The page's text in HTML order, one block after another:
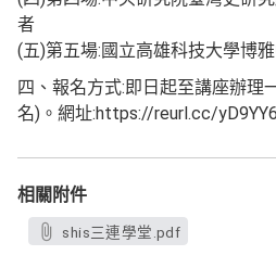
者
(五)第五場:國立高雄科技大學博
四、報名方式:即日起至講座辦理
名)。網址:https://reurl.cc/yD9YY6
相關附件
shis三連學堂.pdf